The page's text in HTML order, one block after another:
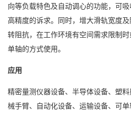
向等负载特色及自动调心的功能，可
高精度的诉求。同时，增大滑轨宽度
转阻抗，在工作环境有空间需求限制
单轴的方式使用。
应用
精密量测仪器设备、半导体设备、塑
械手臂、自动化设备、运输设备、可